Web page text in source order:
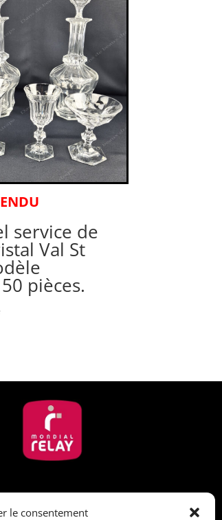
le consentement
service de
Val St
pièces.
nous